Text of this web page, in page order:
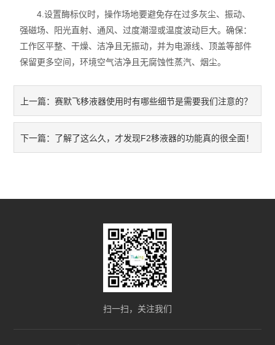
4.设置酶标仪时，操作场地要避免存在过多灰尘、振动、
强磁场、阳光直射、通风、过度潮湿或温度波动巨大。确保：
工作区平整、干燥、洁净且无振动，并为电源线、顶盖等部件
保留更多空间，环境空气洁净且无腐蚀性蒸汽、烟尘。
上一篇：赛默飞移液器使用时有哪些细节是需要我们注意的？
下一篇： 了解了这么久，才发现F2移液器的功能真的很全面！
扫一扫，关注我们